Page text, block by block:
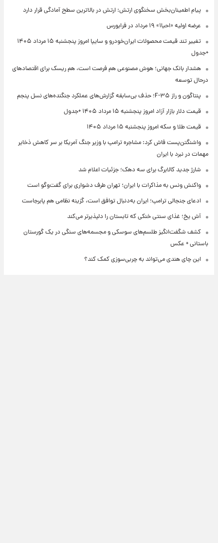
پیام اطمینان‌بخش سخنگوی ارتش: ارتش در بالاترین سطح آمادگی قرار دارد
عرضه اولیه «احیا۱» ۱۹ مرداد در فرابورس
تغییر تند قیمت محصولات ایران‌خودرو و سایپا امروز پنجشنبه ۱۵ مرداد ۱۴۰۵
+جدول
هشدار بانک جهانی؛ هوش مصنوعی هم فرصت است، هم ریسک برای اقتصادهای
درحال توسعه
پنتاگون و راز F-۳۵؛ حذف بی‌سابقه گزارش‌های عملکرد جنگنده‌های نسل پنجم
قیمت دلار بازار آزاد امروز پنجشنبه ۱۵ مرداد ۱۴۰۵ +جدول
قیمت طلا و سکه امروز پنجشنبه ۱۵ مرداد ۱۴۰۵
واشنگتن‌پست فاش کرد: مشاجره ترامپ با وزیر جنگ آمریکا بر سر کاهش ذخایر
مهمات در نبرد با ایران
شارژ جدید کالابرگ برای سه دهک؛ جزئیات اعلام شد
واکنش ونس به مذاکرات با ایران؛ تهران طرف دشواری برای گفت‌وگو است
ادعای جنجالی ترامپ؛ ایران به‌دنبال توافق است، گزینه نظامی هم پابرجاست
آش یخ؛ غذای سنتی خنکی که تابستان را دلپذیرتر می‌کند
کشف شگفت‌انگیز طلسم‌های سوسکی و مجسمه‌های سنگی در یک گورستان
باستانی + عکس
این چای هندی می‌تواند به چربی‌سوزی کمک کند؟